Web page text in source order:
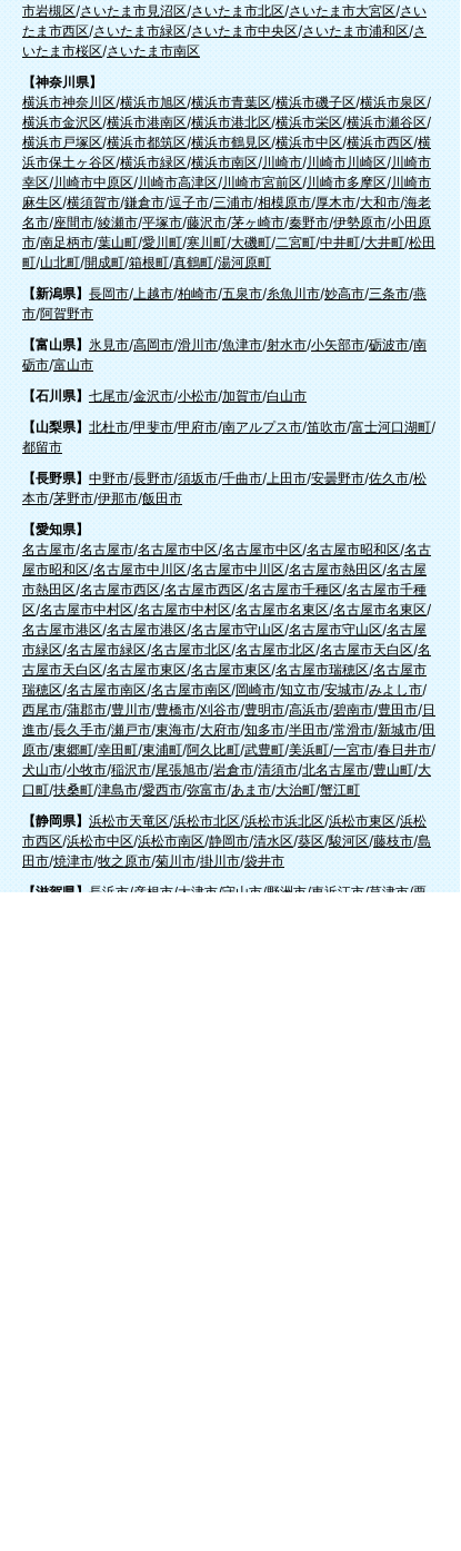
市岩槻区/さいたま市見沼区/さいたま市北区/さいたま市大宮区/さい
たま市西区/さいたま市緑区/さいたま市中央区/さいたま市浦和区/さ
いたま市桜区/さいたま市南区
【神奈川県】
横浜市神奈川区/横浜市旭区/横浜市青葉区/横浜市磯子区/横浜市泉区/
横浜市金沢区/横浜市港南区/横浜市港北区/横浜市栄区/横浜市瀬谷区/
横浜市戸塚区/横浜市都筑区/横浜市鶴見区/横浜市中区/横浜市西区/横
浜市保土ヶ谷区/横浜市緑区/横浜市南区/川崎市/川崎市川崎区/川崎市
幸区/川崎市中原区/川崎市高津区/川崎市宮前区/川崎市多摩区/川崎市
麻生区/横須賀市/鎌倉市/逗子市/三浦市/相模原市/厚木市/大和市/海老
名市/座間市/綾瀬市/平塚市/藤沢市/茅ヶ崎市/秦野市/伊勢原市/小田原
市/南足柄市/葉山町/愛川町/寒川町/大磯町/二宮町/中井町/大井町/松田
町/山北町/開成町/箱根町/真鶴町/湯河原町
【新潟県】 長岡市/ 上越市/柏崎市/五泉市/糸魚川市/妙高市/三条市/燕
市/阿賀野市
【富山県】 氷見市/高岡市/滑川市/魚津市/射水市/小矢部市/砺波市/南
砺市/富山市
【石川県】 七尾市/金沢市/小松市/加賀市/白山市
【山梨県】 北杜市/甲斐市/甲府市/南アルプス市/笛吹市/富士河口湖町/
都留市
【長野県】 中野市/長野市/須坂市/千曲市/ 上田市/安曇野市/佐久市/松
本市/茅野市/伊那市/飯田市
【愛知県】
名古屋市/名古屋市/名古屋市中区/名古屋市中区/名古屋市昭和区/名古
屋市昭和区/名古屋市中川区/名古屋市中川区/名古屋市熱田区/名古屋
市熱田区/名古屋市西区/名古屋市西区/名古屋市千種区/名古屋市千種
区/名古屋市中村区/名古屋市中村区/名古屋市名東区/名古屋市名東区/
名古屋市港区/名古屋市港区/名古屋市守山区/名古屋市守山区/名古屋
市緑区/名古屋市緑区/名古屋市北区/名古屋市北区/名古屋市天白区/名
古屋市天白区/名古屋市東区/名古屋市東区/名古屋市瑞穂区/名古屋市
瑞穂区/名古屋市南区/名古屋市南区/岡崎市/知立市/安城市/みよし市/
西尾市/蒲郡市/豊川市/豊橋市/刈谷市/豊明市/高浜市/碧南市/豊田市/日
進市/長久手市/瀬戸市/東海市/大府市/知多市/半田市/常滑市/新城市/田
原市/東郷町/幸田町/東浦町/阿久比町/武豊町/美浜町/一宮市/春日井市/
犬山市/小牧市/稲沢市/尾張旭市/岩倉市/清須市/北名古屋市/豊山町/大
口町/扶桑町/津島市/愛西市/弥富市/あま市/大治町/蟹江町
【静岡県】 浜松市天竜区/浜松市北区/浜松市浜北区/浜松市東区/浜松
市西区/浜松市中区/浜松市南区/静岡市/清水区/葵区/駿河区/藤枝市/島
田市/焼津市/牧之原市/菊川市/掛川市/袋井市
【滋賀県】長浜市/彦根市/大津市/守山市/野洲市/東近江市/草津市/栗